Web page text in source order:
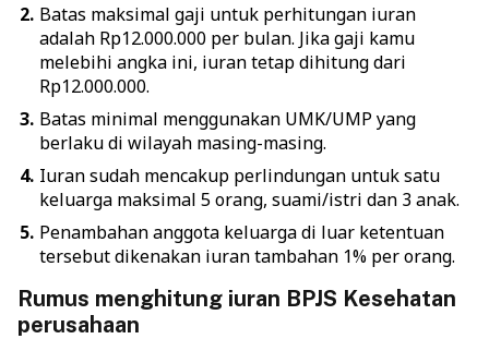
Batas maksimal gaji untuk perhitungan iuran
adalah Rp12.000.000 per bulan. Jika gaji kamu
melebihi angka ini, iuran tetap dihitung dari
Rp12.000.000.
Batas minimal menggunakan UMK/UMP yang
berlaku di wilayah masing-masing.
Iuran sudah mencakup perlindungan untuk satu
keluarga maksimal 5 orang, suami/istri dan 3 anak.
Penambahan anggota keluarga di luar ketentuan
tersebut dikenakan iuran tambahan 1% per orang.
Rumus menghitung iuran BPJS Kesehatan
perusahaan